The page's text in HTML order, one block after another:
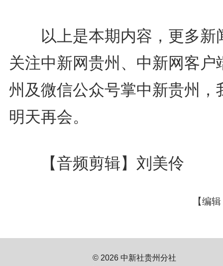
以上是本期内容，更多新
关注中新网贵州、中新网客户
州及微信公众号掌中新贵州，
明天再会。
【音频剪辑】刘美伶
【编
© 2026 中新社贵州分社